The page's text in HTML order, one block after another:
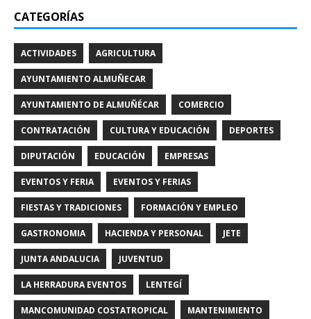
CATEGORÍAS
ACTIVIDADES AGRICULTURA
AYUNTAMIENTO ALMUÑECAR
AYUNTAMIENTO DE ALMUÑÉCAR COMERCIO
CONTRATACIÓN CULTURA Y EDUCACIÓN DEPORTES
DIPUTACIÓN EDUCACIÓN EMPRESAS
EVENTOS Y FERIA EVENTOS Y FERIAS
FIESTAS Y TRADICIONES FORMACIÓN Y EMPLEO
GASTRONOMIA HACIENDA Y PERSONAL JETE
JUNTA ANDALUCIA JUVENTUD
LA HERRADURA EVENTOS LENTEGÍ
MANCOMUNIDAD COSTATROPICAL MANTENIMIENTO